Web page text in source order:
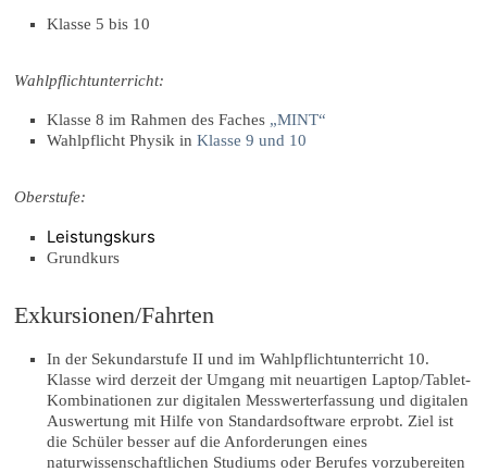
Klasse 5 bis 10
Wahlpflichtunterricht:
Klasse 8 im Rahmen des Faches „MINT“
Wahlpflicht Physik inKlasse 9 und 10
Oberstufe:
Leistungskurs
Grundkurs
Exkursionen/Fahrten
In der Sekundarstufe II und im Wahlpflichtunterricht 10.
Klasse wird derzeit der Umgang mit neuartigen Laptop/Tablet-
Kombinationen zur digitalen Messwerterfassung und digitalen
Auswertung mit Hilfe von Standardsoftware erprobt. Ziel ist
die Schüler besser auf die Anforderungen eines
naturwissenschaftlichen Studiums oder Berufes vorzubereiten